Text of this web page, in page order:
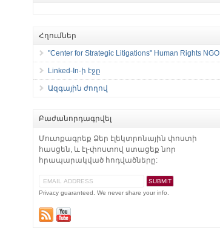
Հղումներ
"Center for Strategic Litigations" Human Rights NGO
Linked-In-ի էջը
Ազգային ժողով
Բաժանորդագրվել
Մուտքագրեք Ձեր էլեկտրոնային փոստի
հասցեն, և էլ-փոստով ստացեք նոր
հրապարակված հոդվածները:
Privacy guaranteed. We never share your info.